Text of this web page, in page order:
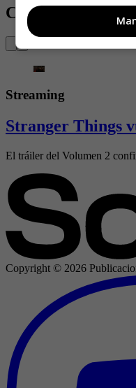
Contenido
Streaming
Stranger Things
El tráiler del Volumen 2
Copyright © 2026